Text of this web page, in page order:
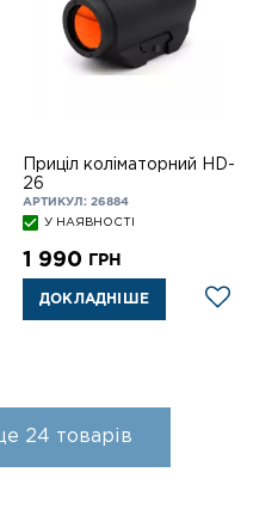
Приціл коліматорний HD-
26
АРТИКУЛ: 26884
У НАЯВНОСТІ
1 990 ГРН
ДОКЛАДНІШЕ
24 товарів